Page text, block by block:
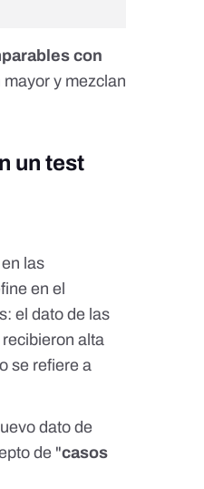
con
y mezclan
un test
las
en el
el dato de las
alta
se refiere a
dato de
de "casos